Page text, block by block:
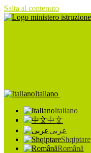
Salta al contenuto
Italiano
Italiano
中文
عربى
Shqiptare
Română